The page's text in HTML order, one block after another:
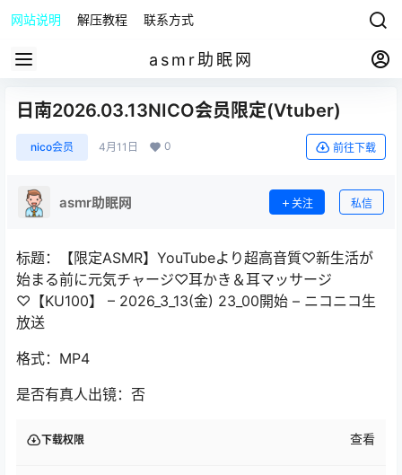
网站说明 解压教程 联系方式
asmr助眠网
日南2026.03.13NICO会员限定(Vtuber)
nico会员 4月11日 0 前往下载
asmr助眠网 关注 私信
标题：【限定ASMR】YouTubeより超高音質♡新生活が
始まる前に元気チャージ♡耳かき＆耳マッサージ
♡【KU100】 – 2026_3_13(金) 23_00開始 – ニコニコ生
放送
格式：MP4
是否有真人出镜：否
下载权限 查看